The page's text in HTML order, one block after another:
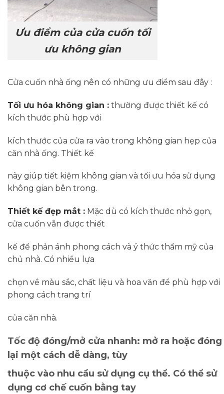
Ưu điểm của cửa cuốn tối
ưu không gian
Cửa cuốn nhà ống nên có những ưu điểm sau đây :
Tối ưu hóa không gian : thường được thiết kế có
kích thước phù hợp với
kích thước của cửa ra vào trong không gian hẹp của
căn nhà ống. Thiết kế
này giúp tiết kiệm không gian và tối ưu hóa sử dụng
không gian bên trong.
Thiết kế đẹp mắt : Mặc dù có kích thước nhỏ gọn,
cửa cuốn vẫn được thiết
kế để phản ánh phong cách và ý thức thẩm mỹ của
chủ nhà. Có nhiều lựa
chọn về màu sắc, chất liệu và hoa văn để phù hợp với
phong cách trang trí
của căn nhà.
Tốc độ đóng/mở cửa nhanh: mở ra hoặc đóng
lại một cách dễ dàng, tùy
thuộc vào nhu cầu sử dụng cụ thể. Có thể sử
dụng cơ chế cuốn bằng tay